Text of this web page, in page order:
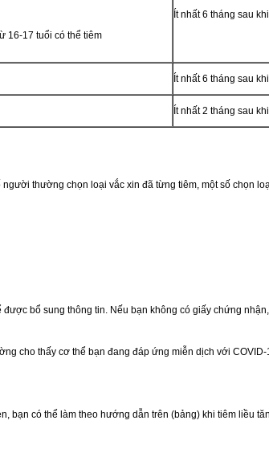
16-17 tuổi có thể tiêm
Ít nhất 6 tháng sau
Ít nhất 6 tháng sau
Ít nhất 2 tháng sau
thường chọn loại vắc xin đã từng tiêm, một số chọn
bổ sung thông tin. Nếu bạn không có giấy chứng
cho thấy cơ thể bạn đang đáp ứng miễn dịch với COVID-
bạn có thể làm theo hướng dẫn trên (bảng) khi tiêm liều